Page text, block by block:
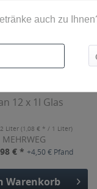
12 x 1l Glas
Liter (1,08 € * / 1 Liter)
MEHRWEG
€ *+4,50 € Pfand
Warenkorb